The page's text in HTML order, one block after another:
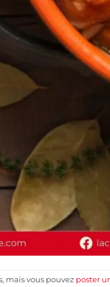
mais vous pouvez poster